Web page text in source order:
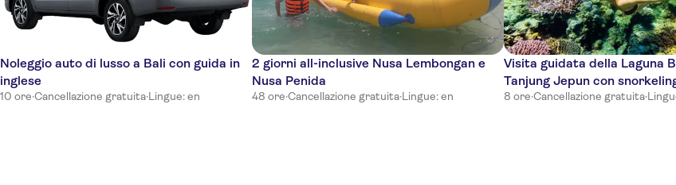
Noleggio auto di lusso a Bali con guida in
inglese
10 ore·Cancellazione gratuita·Lingue: en
2 giorni all-inclusive Nusa Lembongan e
Nusa Penida
48 ore·Cancellazione gratuita·Lingue: en
Visita guidata della Laguna
Tanjung Jepun con
8 ore·Cancellazione gratuita·